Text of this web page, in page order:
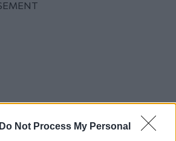
Do Not Process My Personal